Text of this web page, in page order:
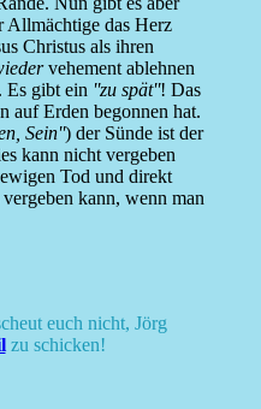
Allmächtige das Herz
Christus als ihren
vehement ablehnen
Es gibt ein ''zu spät''! Das
auf Erden begonnen hat.
Sein'') der Sünde ist der
kann nicht vergeben
Tod und direkt
kann, wenn man
euch nicht, Jörg
zu schicken!